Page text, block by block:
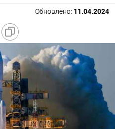
Обновлено: 11.04.2024